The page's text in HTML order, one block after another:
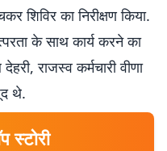
शिविर का निरीक्षण किया.
के साथ कार्य करने का
राजस्व कर्मचारी वीणा
थे.
स्टोरी